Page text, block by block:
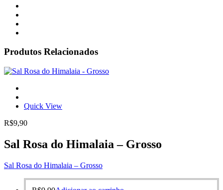
Produtos Relacionados
Quick View
R$9,90
Sal Rosa do Himalaia – Grosso
Sal Rosa do Himalaia – Grosso